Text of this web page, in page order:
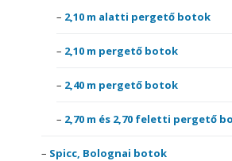
2,10 m alatti pergető botok
2,10 m pergető botok
2,40 m pergető botok
2,70 m és 2,70 feletti pergető
Spicc, Bolognai botok